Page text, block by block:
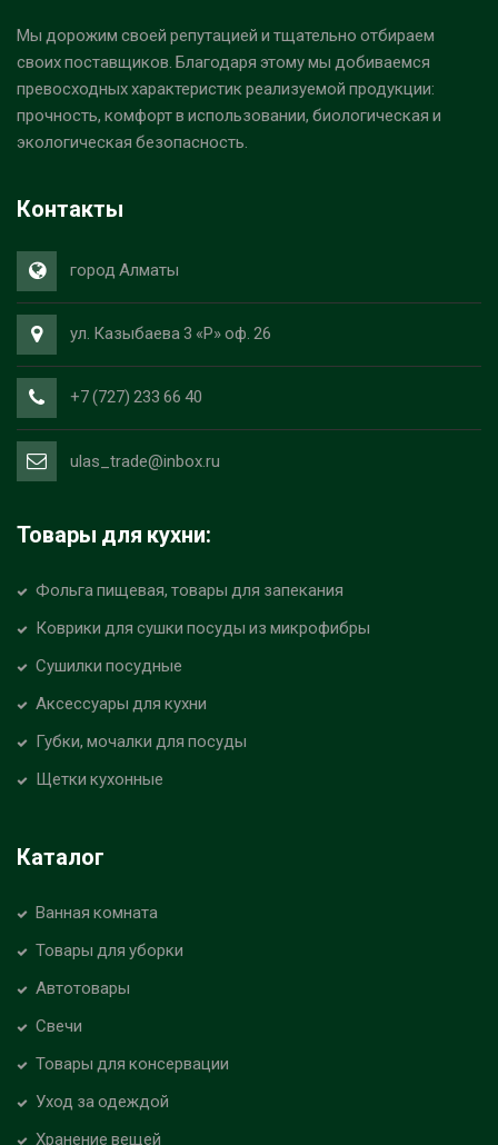
Мы дорожим своей репутацией и тщательно отбираем
своих поставщиков. Благодаря этому мы добиваемся
превосходных характеристик реализуемой продукции:
прочность, комфорт в использовании, биологическая и
экологическая безопасность.
Контакты
город Алматы
ул. Казыбаева 3 «Р» оф. 26
+7 (727) 233 66 40
ulas_trade@inbox.ru
Товары для кухни:
Фольга пищевая, товары для запекания
Коврики для сушки посуды из микрофибры
Сушилки посудные
Аксессуары для кухни
Губки, мочалки для посуды
Щетки кухонные
Каталог
Ванная комната
Товары для уборки
Автотовары
Свечи
Товары для консервации
Уход за одеждой
Хранение вещей